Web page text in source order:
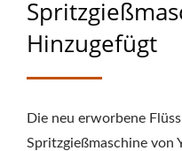
Hinzugefügt
Die neu erworbene
Spritzgießmaschine von